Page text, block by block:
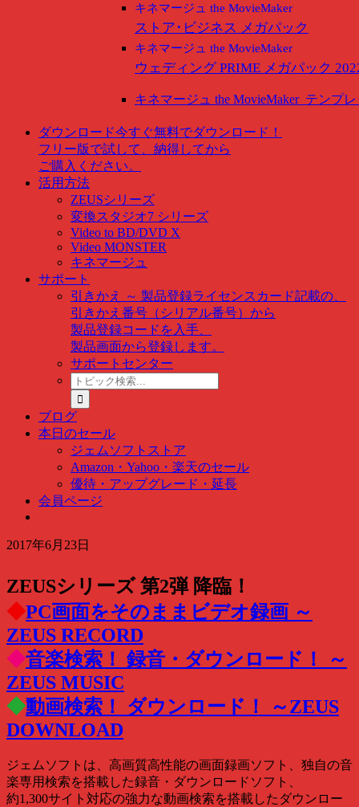
キネマージュ the MovieMaker
ストア･ビジネス メガパック
キネマージュ the MovieMaker
ウェディング PRIME メガパック
キネマージュ the MovieMakerテンプ
ダウンロード今すぐ無料でダウンロード！
フリー版で試して、納得してから
ご購入ください。
活用方法
ZEUSシリーズ
変換スタジオ7 シリーズ
Video to BD/DVD X
Video MONSTER
キネマージュ
サポート
引きかえ ～ 製品登録ライセンスカード記載の、
引きかえ番号（シリアル番号）から
製品登録コードを入手、
製品画面から登録します。
サポートセンター
ト
ピ
ッ
ク
検
索
…
ブログ
本日のセール
ジェムソフトストア
Amazon・Yahoo・楽天のセール
優待・アップグレード・延長
会員ページ
2017年6月23日
ZEUSシリーズ 第2弾 降臨！
◆PC画面をそのままビデオ録画 ～
ZEUS RECORD
◆音楽検索！ 録音・ダウンロード！ ～
ZEUS MUSIC
◆動画検索！ ダウンロード！ ～ZEUS
DOWNLOAD
ジェムソフトは、高画質高性能の画面録画ソフト、独自の音
楽専用検索を搭載した録音・ダウンロードソフト、
約1,300サイト対応の強力な動画検索を搭載したダウンロー